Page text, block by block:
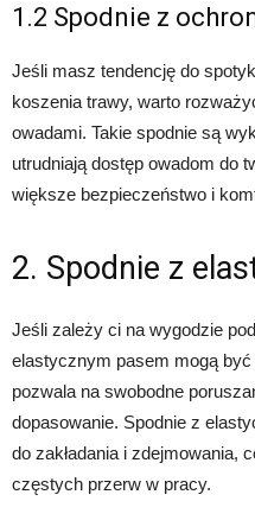
1.2 Spodnie z
Jeśli masz tendencję do
koszenia trawy, warto
owadami. Takie spodnie są
utrudniają dostęp owadom do
większe bezpieczeństwo i
2. Spodnie z
Jeśli zależy ci na wygodzie
elastycznym pasem mogą być
pozwala na swobodne
dopasowanie. Spodnie z
do zakładania i zdejmowania,
częstych przerw w pracy.